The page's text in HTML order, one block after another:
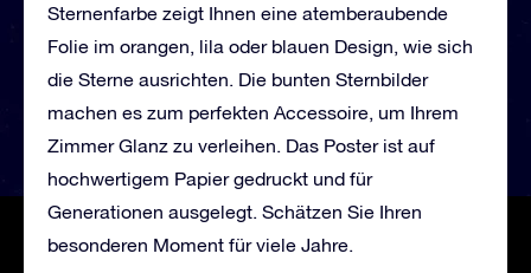
Sternenfarbe zeigt Ihnen eine atemberaubende
Folie im orangen, lila oder blauen Design, wie sich
die Sterne ausrichten. Die bunten Sternbilder
machen es zum perfekten Accessoire, um Ihrem
Zimmer Glanz zu verleihen. Das Poster ist auf
hochwertigem Papier gedruckt und für
Generationen ausgelegt. Schätzen Sie Ihren
besonderen Moment für viele Jahre.